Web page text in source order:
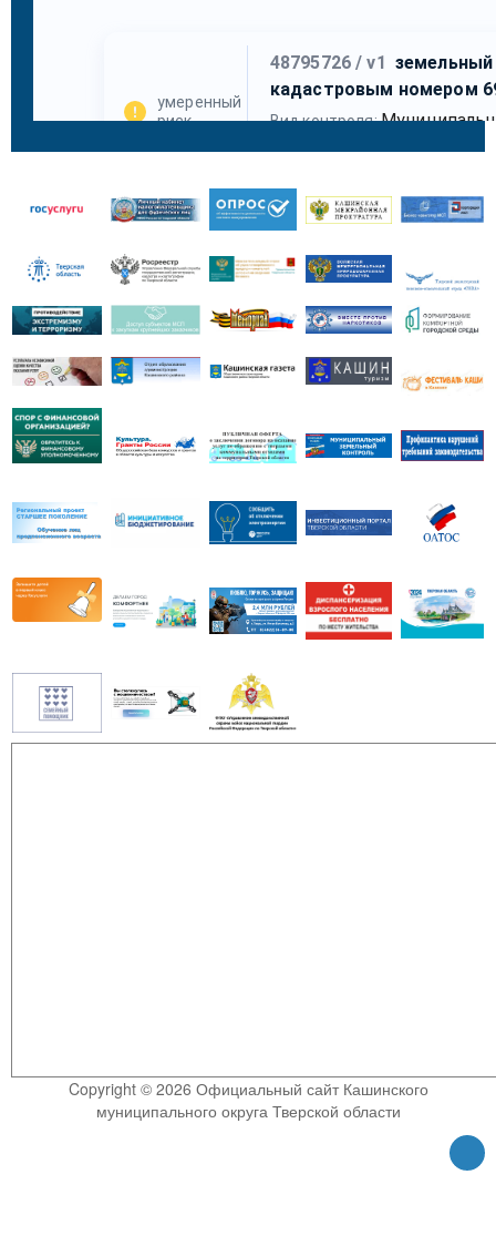
Copyright © 2026 Официальный сайт Кашинского
муниципального округа Тверской области